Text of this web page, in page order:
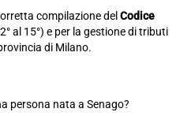
compilazione del Codice
al 15°) e per la gestione di tributi
di Milano.
persona nata a Senago?